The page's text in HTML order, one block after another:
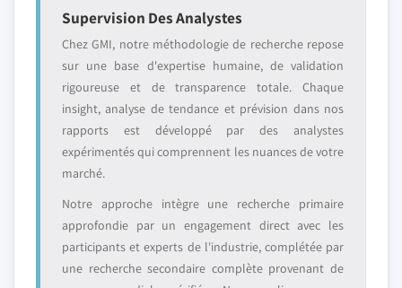
Supervision Des Analystes
Chez GMI, notre méthodologie de recherche repose
sur une base d'expertise humaine, de validation
rigoureuse et de transparence totale. Chaque
insight, analyse de tendance et prévision dans nos
rapports est développé par des analystes
expérimentés qui comprennent les nuances de votre
marché.
Notre approche intègre une recherche primaire
approfondie par un engagement direct avec les
participants et experts de l'industrie, complétée par
une recherche secondaire complète provenant de